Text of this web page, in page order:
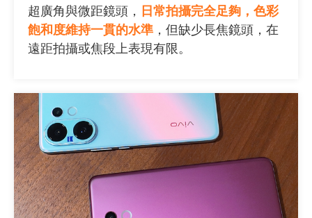
超廣角與微距鏡頭， 日常拍攝完全足夠，色彩
飽和度維持一貫的水準 ，但缺少長焦鏡頭，在
遠距拍攝或焦段上表現有限。